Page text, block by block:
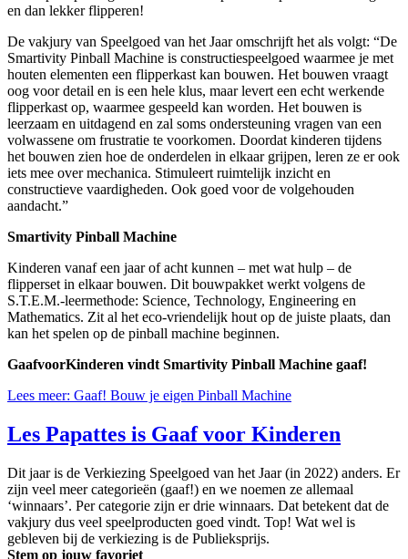
en dan lekker flipperen!
De vakjury van Speelgoed van het Jaar omschrijft het als volgt: “De
Smartivity Pinball Machine is constructiespeelgoed waarmee je met
houten elementen een flipperkast kan bouwen. Het bouwen vraagt
oog voor detail en is een hele klus, maar levert een echt werkende
flipperkast op, waarmee gespeeld kan worden. Het bouwen is
leerzaam en uitdagend en zal soms ondersteuning vragen van een
volwassene om frustratie te voorkomen. Doordat kinderen tijdens
het bouwen zien hoe de onderdelen in elkaar grijpen, leren ze er ook
iets mee over mechanica. Stimuleert ruimtelijk inzicht en
constructieve vaardigheden. Ook goed voor de volgehouden
aandacht.”
Smartivity Pinball Machine
Kinderen vanaf een jaar of acht kunnen – met wat hulp – de
flipperset in elkaar bouwen. Dit bouwpakket werkt volgens de
S.T.E.M.-leermethode: Science, Technology, Engineering en
Mathematics. Zit al het eco-vriendelijk hout op de juiste plaats, dan
kan het spelen op de pinball machine beginnen.
GaafvoorKinderen vindt Smartivity Pinball Machine gaaf!
Lees meer: Gaaf! Bouw je eigen Pinball Machine
Les Papattes is Gaaf voor Kinderen
Dit jaar is de Verkiezing Speelgoed van het Jaar (in 2022) anders. Er
zijn veel meer categorieën (gaaf!) en we noemen ze allemaal
‘winnaars’. Per categorie zijn er drie winnaars. Dat betekent dat de
vakjury dus veel speelproducten goed vindt. Top! Wat wel is
gebleven bij de verkiezing is de Publieksprijs.
Stem op jouw favoriet